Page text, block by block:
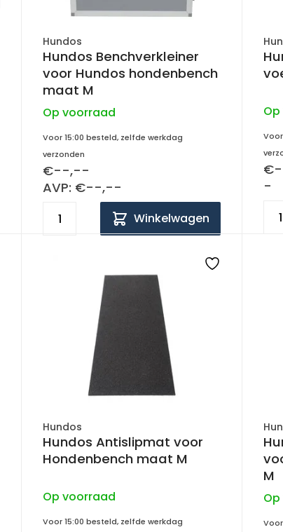
Hundos
Hundos Benchverkleiner
voor Hundos hondenbench
maat M
Op voorraad
Voor 15:00 besteld, zelfde werkdag
verzonden
€--,--
AVP: €--,--
Winkelwagen
-
Hundos
Hundos Antislipmat voor
Hondenbench maat M
Op voorraad
Voor 15:00 besteld, zelfde werkdag
M